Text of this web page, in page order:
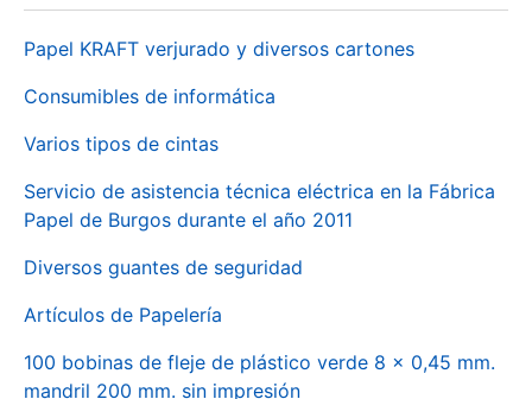
Papel KRAFT verjurado y diversos cartones
Consumibles de informática
Varios tipos de cintas
Servicio de asistencia técnica eléctrica en la Fábrica
Papel de Burgos durante el año 2011
Diversos guantes de seguridad
Artículos de Papelería
100 bobinas de fleje de plástico verde 8 x 0,45 mm.
mandril 200 mm. sin impresión